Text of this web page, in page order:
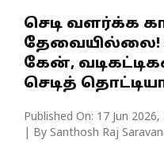
செடி வளர்க்க
தேவையில்லை!
கேன்,
செடித்
Published On: 17 Jun 2026,
| By Santhosh Raj